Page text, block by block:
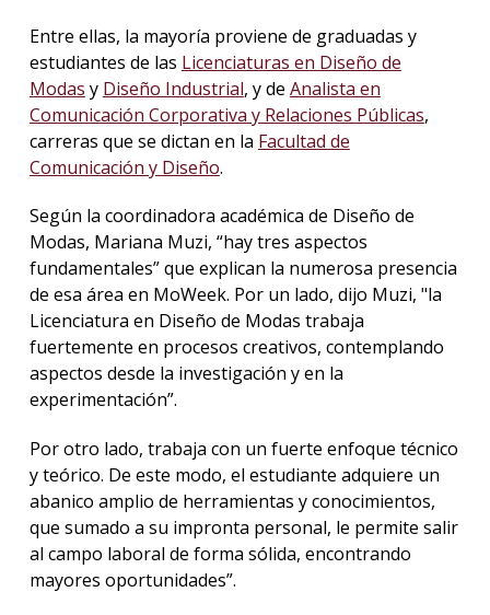
Entre ellas, la mayoría proviene de graduadas y
estudiantes de las Licenciaturas en Diseño de
Modas y Diseño Industrial, y de Analista en
Comunicación Corporativa y Relaciones Públicas,
carreras que se dictan en la Facultad de
Comunicación y Diseño.
Según la coordinadora académica de Diseño de
Modas, Mariana Muzi, “hay tres aspectos
fundamentales” que explican la numerosa presencia
de esa área en MoWeek. Por un lado, dijo Muzi, "la
Licenciatura en Diseño de Modas trabaja
fuertemente en procesos creativos, contemplando
aspectos desde la investigación y en la
experimentación”.
Por otro lado, trabaja con un fuerte enfoque técnico
y teórico. De este modo, el estudiante adquiere un
abanico amplio de herramientas y conocimientos,
que sumado a su impronta personal, le permite salir
al campo laboral de forma sólida, encontrando
mayores oportunidades”.